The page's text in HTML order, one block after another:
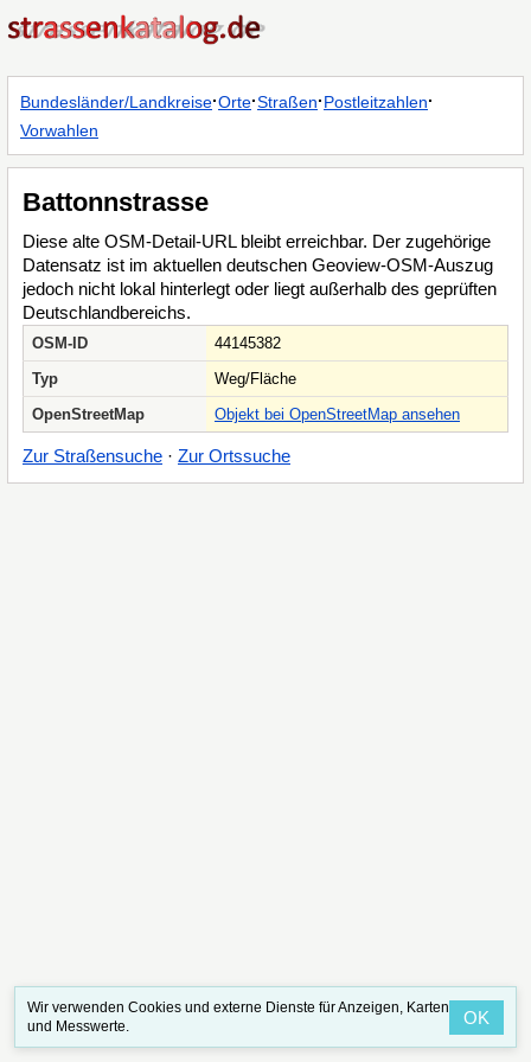
Bundesländer/Landkreise·Orte·Straßen·Postleitzahlen·
Vorwahlen
Battonnstrasse
Diese alte OSM-Detail-URL bleibt erreichbar. Der zugehörige
Datensatz ist im aktuellen deutschen Geoview-OSM-Auszug
jedoch nicht lokal hinterlegt oder liegt außerhalb des geprüften
Deutschlandbereichs.
OSM-ID
44145382
Typ
Weg/Fläche
OpenStreetMap
Objekt bei OpenStreetMap ansehen
Zur Straßensuche · Zur Ortssuche
Wir verwenden Cookies und externe Dienste für Anzeigen, Karten
und Messwerte.
OK